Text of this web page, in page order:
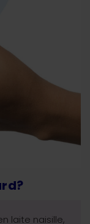
laite naisille,